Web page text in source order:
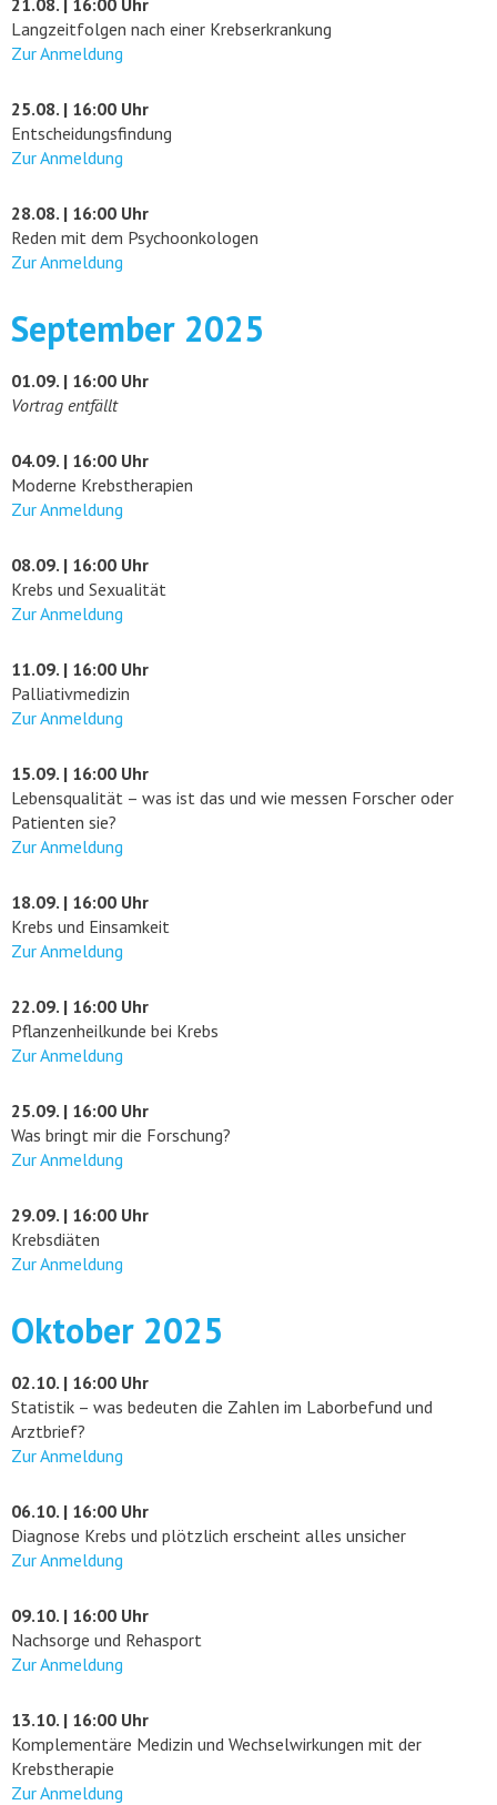
21.08. | 16:00 Uhr
Langzeitfolgen nach einer Krebserkrankung
Zur Anmeldung
25.08. | 16:00 Uhr
Entscheidungsfindung
Zur Anmeldung
28.08. | 16:00 Uhr
Reden mit dem Psychoonkologen
Zur Anmeldung
September 2025
01.09. | 16:00 Uhr
Vortrag entfällt
04.09. | 16:00 Uhr
Moderne Krebstherapien
Zur Anmeldung
08.09. | 16:00 Uhr
Krebs und Sexualität
Zur Anmeldung
11.09. | 16:00 Uhr
Palliativmedizin
Zur Anmeldung
15.09. | 16:00 Uhr
Lebensqualität – was ist das und wie messen Forscher oder
Patienten sie?
Zur Anmeldung
18.09. | 16:00 Uhr
Krebs und Einsamkeit
Zur Anmeldung
22.09. | 16:00 Uhr
Pflanzenheilkunde bei Krebs
Zur Anmeldung
25.09. | 16:00 Uhr
Was bringt mir die Forschung?
Zur Anmeldung
29.09. | 16:00 Uhr
Krebsdiäten
Zur Anmeldung
Oktober 2025
02.10. | 16:00 Uhr
Statistik – was bedeuten die Zahlen im Laborbefund und
Arztbrief?
Zur Anmeldung
06.10. | 16:00 Uhr
Diagnose Krebs und plötzlich erscheint alles unsicher
Zur Anmeldung
09.10. | 16:00 Uhr
Nachsorge und Rehasport
Zur Anmeldung
13.10. | 16:00 Uhr
Komplementäre Medizin und Wechselwirkungen mit der
Krebstherapie
Zur Anmeldung